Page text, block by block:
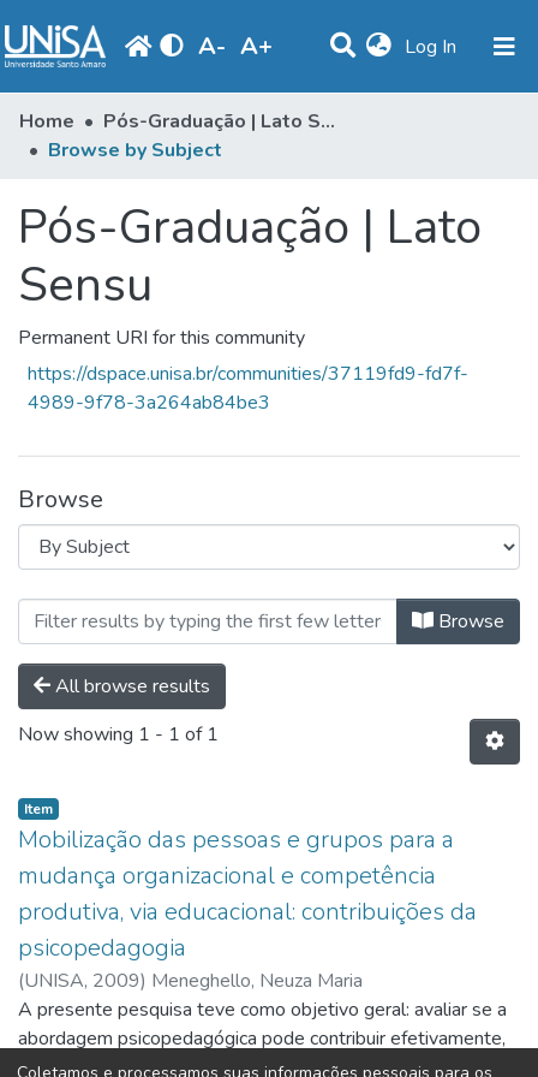
A- A+ Log In (current)
Communities & Collections
Produção Docente
Library
Home
Pós-Graduação | Lato Sensu
Browse by Subject
Pós-Graduação | Lato
Sensu
Permanent URI for this community
https://dspace.unisa.br/communities/37119fd9-fd7f-
4989-9f78-3a264ab84be3
Browse
Browsing Pós-Graduação | Lato
Browse
All browse results
Now showing 1 - 1 of 1
Item
Mobilização das pessoas e grupos para a
mudança organizacional e competência
produtiva, via educacional: contribuições da
psicopedagogia
(UNISA, 2009) Meneghello, Neuza Maria
A presente pesquisa teve como objetivo geral: avaliar se a
abordagem psicopedagógica pode contribuir efetivamente,
por vias educacionais, com a mobilização das pessoas e